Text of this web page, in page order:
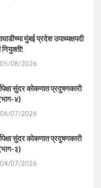
मुंबई प्रदेश उपाध्यक्षपदी
नियुक्ती!
05/08/2026
सुंदर कोकणात प्रदुषणकारी
४)
06/07/2026
सुंदर कोकणात प्रदुषणकारी
३)
04/07/2026